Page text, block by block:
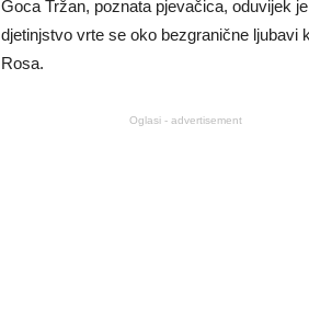
Goca Tržan, poznata pjevačica, oduvijek
djetinjstvo vrte se oko bezgranične ljubavi
Rosa.
Oglasi - advertisement